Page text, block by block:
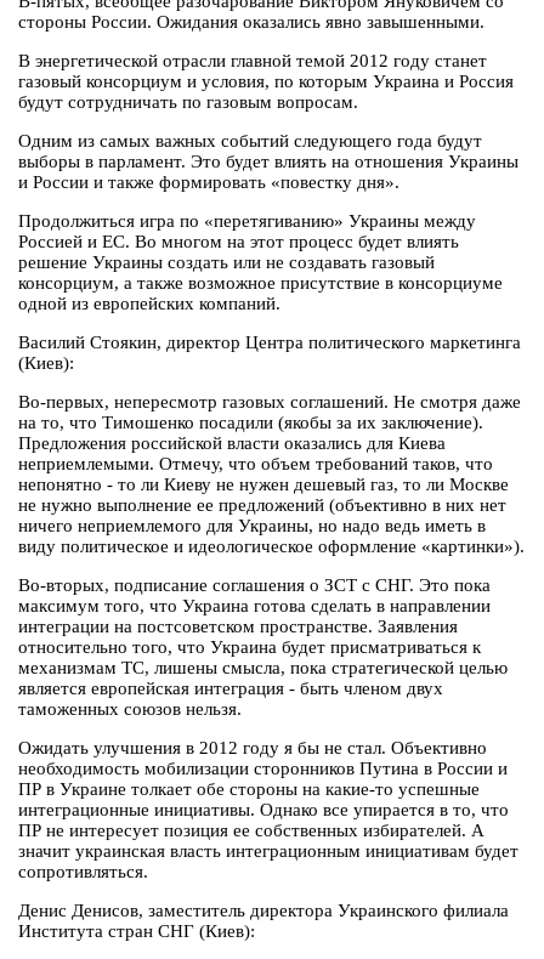
стороны России. Ожидания оказались явно завышенными.
В энергетической отрасли главной темой 2012 году станет
газовый консорциум и условия, по которым Украина и Россия
будут сотрудничать по газовым вопросам.
Одним из самых важных событий следующего года будут
выборы в парламент. Это будет влиять на отношения Украины
и России и также формировать «повестку дня».
Продолжиться игра по «перетягиванию» Украины между
Россией и ЕС. Во многом на этот процесс будет влиять
решение Украины создать или не создавать газовый
консорциум, а также возможное присутствие в консорциуме
одной из европейских компаний.
Василий Стоякин, директор Центра политического маркетинга
(Киев):
Во-первых, непересмотр газовых соглашений. Не смотря даже
на то, что Тимошенко посадили (якобы за их заключение).
Предложения российской власти оказались для Киева
неприемлемыми. Отмечу, что объем требований таков, что
непонятно - то ли Киеву не нужен дешевый газ, то ли Москве
не нужно выполнение ее предложений (объективно в них нет
ничего неприемлемого для Украины, но надо ведь иметь в
виду политическое и идеологическое оформление «картинки»).
Во-вторых, подписание соглашения о ЗСТ с СНГ. Это пока
максимум того, что Украина готова сделать в направлении
интеграции на постсоветском пространстве. Заявления
относительно того, что Украина будет присматриваться к
механизмам ТС, лишены смысла, пока стратегической целью
является европейская интеграция - быть членом двух
таможенных союзов нельзя.
Ожидать улучшения в 2012 году я бы не стал. Объективно
необходимость мобилизации сторонников Путина в России и
ПР в Украине толкает обе стороны на какие-то успешные
интеграционные инициативы. Однако все упирается в то, что
ПР не интересует позиция ее собственных избирателей. А
значит украинская власть интеграционным инициативам будет
сопротивляться.
Денис Денисов, заместитель директора Украинского филиала
Института стран СНГ (Киев):